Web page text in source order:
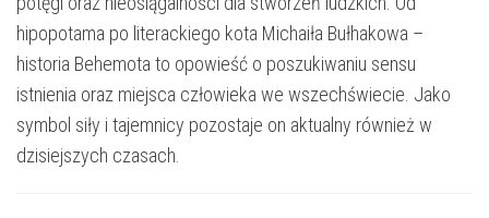
hipopotama po literackiego kota Michaiła Bułhakowa –
historia Behemota to opowieść o poszukiwaniu sensu
istnienia oraz miejsca człowieka we wszechświecie. Jako
symbol siły i tajemnicy pozostaje on aktualny również w
dzisiejszych czasach.